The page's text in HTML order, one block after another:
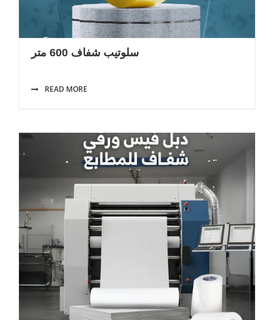
سلوتيب شفاف 600 متر
READ MORE